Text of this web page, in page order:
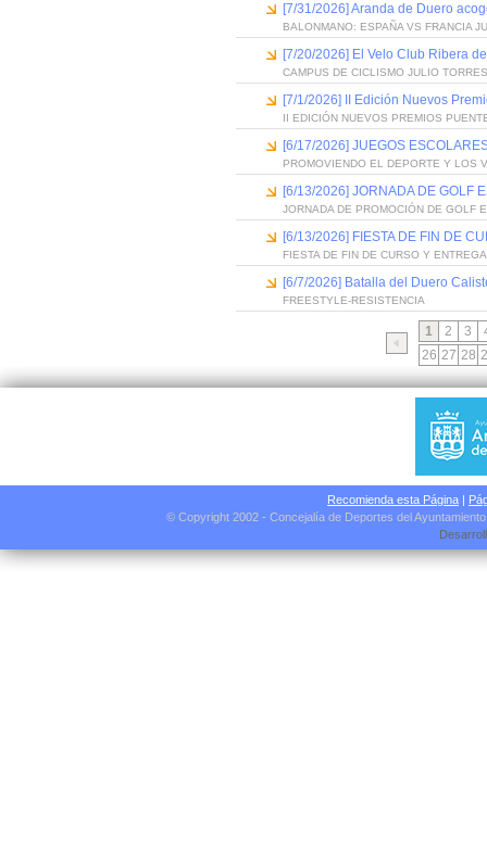
[7/31/2026] Aranda de Duero
BALONMANO: ESPAÑA VS FRANCIA
[7/20/2026] El Velo Club Ribera
CAMPUS DE CICLISMO JULIO
[7/1/2026] II Edición Nuevos
II EDICIÓN NUEVOS PREMIOS
[6/17/2026] JUEGOS
PROMOVIENDO EL DEPORTE Y LOS
[6/13/2026] JORNADA DE GOLF
JORNADA DE PROMOCIÓN DE GOLF
[6/13/2026] FIESTA DE FIN DE
FIESTA DE FIN DE CURSO Y
[6/7/2026] Batalla del Duero
FREESTYLE-RESISTENCIA
1 2 3
26 27 28
Recomienda esta Página |
© Copyright 2002 - Concejalía de Deportes del